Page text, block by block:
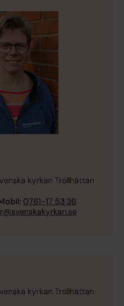
kyrkan Trollhättan
0761-17 53 36
kyrkan Trollhättan